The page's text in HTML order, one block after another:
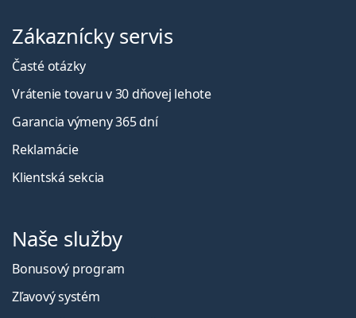
Zákaznícky servis
Časté otázky
Vrátenie tovaru v 30 dňovej lehote
Garancia výmeny 365 dní
Reklamácie
Klientská sekcia
Naše služby
Bonusový program
Zľavový systém